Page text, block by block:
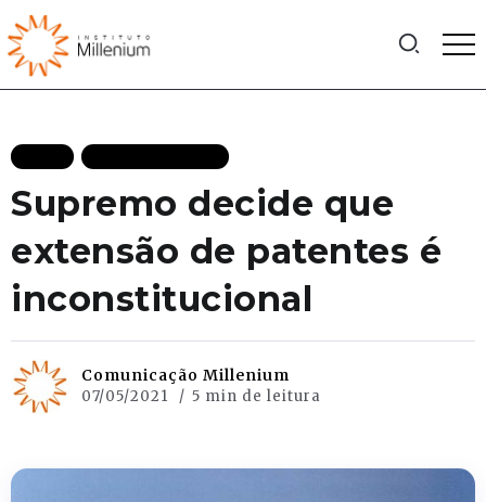
Supremo decide que
extensão de patentes é
inconstitucional
Comunicação Millenium
07/05/2021 5 min de leitura